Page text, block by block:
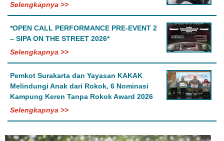
Selengkapnya >>
*OPEN CALL PERFORMANCE PRE-EVENT 2
– SIPA ON THE STREET 2026*
Selengkapnya >>
Pemkot Surakarta dan Yayasan KAKAK
Melindungi Anak dari Rokok, 6 Nominasi
Kampung Keren Tanpa Rokok Award 2026
Selengkapnya >>